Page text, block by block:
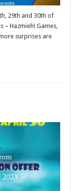
29th and 30th of
Hazmieh! Games,
surprises are